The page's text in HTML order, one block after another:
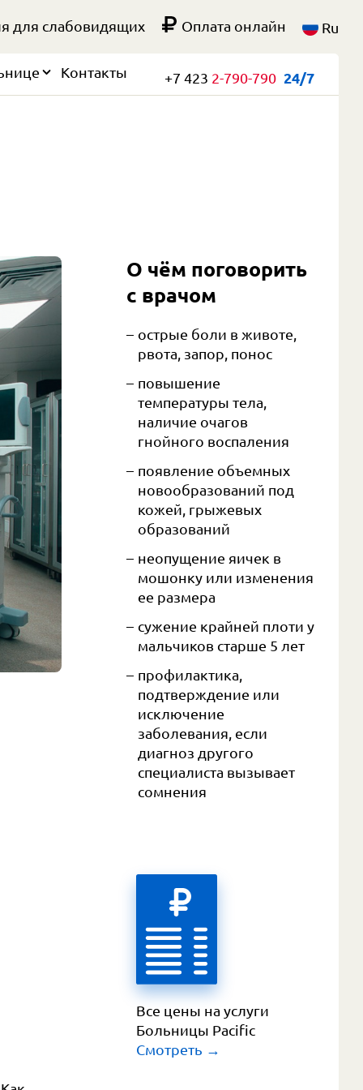
для слабовидящих Оплата онлайн Ru
Контакты +7 423 2-790-790 24/7
О чём поговорить
с врачом
острые боли в животе,
рвота, запор, понос
повышение
температуры тела,
наличие очагов
гнойного воспаления
появление объемных
новообразований под
кожей, грыжевых
образований
неопущение яичек в
мошонку или изменения
ее размера
сужение крайней плоти у
мальчиков старше 5 лет
профилактика,
подтверждение или
исключение
заболевания, если
диагноз другого
специалиста вызывает
сомнения
Все цены на услуги
Больницы Pacific
Смотреть →